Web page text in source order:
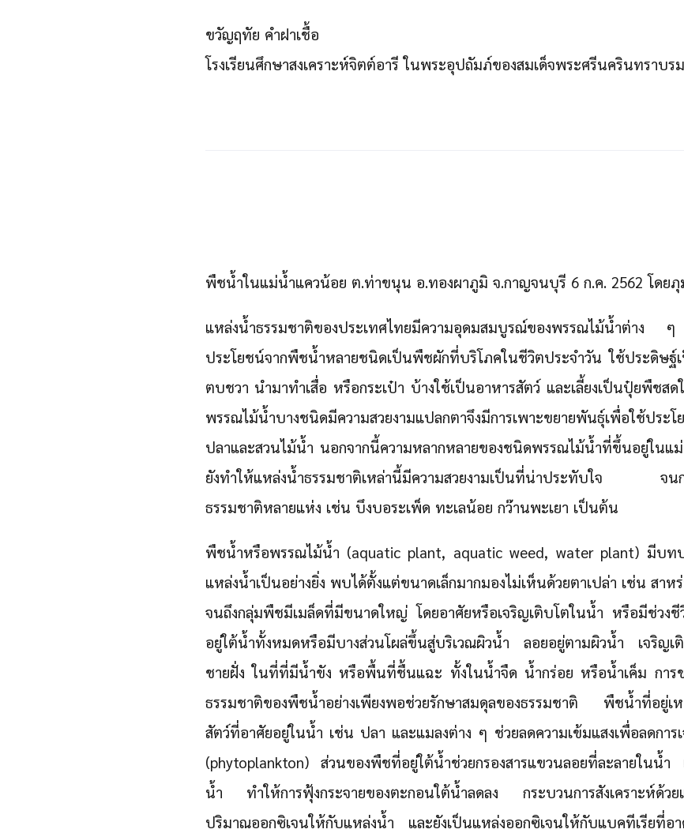
ขวัญฤทัย คำฝาเชื้อ
โรงเรียนศึกษาสงเคราะห์จิตต์อารี ในพระอุปถัมภ์ของสมเด็จพระศรีนครินทราบ
พืชน้ำในแม่น้ำแควน้อย ต.ท่าขนุน อ.ทองผาภูมิ จ.กาญจนบุรี 6 ก.ค. 2562 โดยภุ
แหล่งน้ำธรรมชาติของประเทศไทยมีความอุดมสมบูรณ์ของพรรณไม้น้ำต่า
ประโยชน์จากพืชน้ำหลายชนิดเป็นพืชผักที่บริโภคในชีวิตประจำวัน ใช้ประดิษฐ์
ตบชวา นำมาทำเสื่อ หรือกระเป๋า บ้างใช้เป็นอาหารสัตว์ และเลี้ยงเป็นปุ๋ยพืชส
พรรณไม้น้ำบางชนิดมีความสวยงามแปลกตาจึงมีการเพาะขยายพันธุ์เพื่อใช้ประ
ปลาและสวนไม้น้ำ นอกจากนี้ความหลากหลายของชนิดพรรณไม้น้ำที่ขึ้นอยู่ในแ
ยังทำให้แหล่งน้ำธรรมชาติเหล่านี้มีความสวยงามเป็นที่น่าประทับใจ จนก
ธรรมชาติหลายแห่ง เช่น บึงบอระเพ็ด ทะเลน้อย กว๊านพะเยา เป็นต้น
พืชน้ำหรือพรรณไม้น้ำ (aquatic plant, aquatic weed, water plant) มีบท
แหล่งน้ำเป็นอย่างยิ่ง พบได้ตั้งแต่ขนาดเล็กมากมองไม่เห็นด้วยตาเปล่า เช่น สา
จนถึงกลุ่มพืชมีเมล็ดที่มีขนาดใหญ่ โดยอาศัยหรือเจริญเติบโตในน้ำ หรือมีช่วง
อยู่ใต้น้ำทั้งหมดหรือมีบางส่วนโผล่ขึ้นสู่บริเวณผิวน้ำ ลอยอยู่ตามผิวน้ำ เจริญเ
ชายฝั่ง ในที่ที่มีน้ำขัง หรือพื้นที่ชื้นแฉะ ทั้งในน้ำจืด น้ำกร่อย หรือน้ำเค็ม การ
ธรรมชาติของพืชน้ำอย่างเพียงพอช่วยรักษาสมดุลของธรรมชาติ พืชน้ำที่อยู่เ
สัตว์ที่อาศัยอยู่ในน้ำ เช่น ปลา และแมลงต่าง ๆ ช่วยลดความเข้มแสงเพื่อลดกา
(phytoplankton) ส่วนของพืชที่อยู่ใต้น้ำช่วยกรองสารแขวนลอยที่ละลายในน้ำ
น้ำ ทำให้การฟุ้งกระจายของตะกอนใต้น้ำลดลง กระบวนการสังเคราะห์ด้วย
ปริมาณออกซิเจนให้กับแหล่งน้ำ และยังเป็นแหล่งออกซิเจนให้กับแบคทีเรียที่อ